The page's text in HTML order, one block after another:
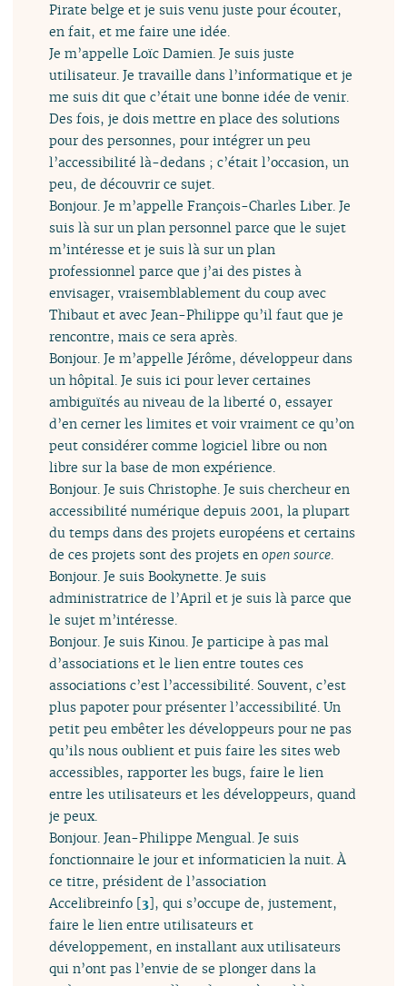
Pirate belge et je suis venu juste pour écouter,
en fait, et me faire une idée.
Je m’appelle Loïc Damien. Je suis juste
utilisateur. Je travaille dans l’informatique et je
me suis dit que c’était une bonne idée de venir.
Des fois, je dois mettre en place des solutions
pour des personnes, pour intégrer un peu
l’accessibilité là-dedans ; c’était l’occasion, un
peu, de découvrir ce sujet.
Bonjour. Je m’appelle François-Charles Liber. Je
suis là sur un plan personnel parce que le sujet
m’intéresse et je suis là sur un plan
professionnel parce que j’ai des pistes à
envisager, vraisemblablement du coup avec
Thibaut et avec Jean-Philippe qu’il faut que je
rencontre, mais ce sera après.
Bonjour. Je m’appelle Jérôme, développeur dans
un hôpital. Je suis ici pour lever certaines
ambiguïtés au niveau de la liberté 0, essayer
d’en cerner les limites et voir vraiment ce qu’on
peut considérer comme logiciel libre ou non
libre sur la base de mon expérience.
Bonjour. Je suis Christophe. Je suis chercheur en
accessibilité numérique depuis 2001, la plupart
du temps dans des projets européens et certains
de ces projets sont des projets enopen source.
Bonjour. Je suis Bookynette. Je suis
administratrice de l’April et je suis là parce que
le sujet m’intéresse.
Bonjour. Je suis Kinou. Je participe à pas mal
d’associations et le lien entre toutes ces
associations c’est l’accessibilité. Souvent, c’est
plus papoter pour présenter l’accessibilité. Un
petit peu embêter les développeurs pour ne pas
qu’ils nous oublient et puis faire les sites web
accessibles, rapporter les bugs, faire le lien
entre les utilisateurs et les développeurs, quand
je peux.
Bonjour. Jean-Philippe Mengual. Je suis
fonctionnaire le jour et informaticien la nuit. À
ce titre, président de l’association
Accelibreinfo [3], qui s’occupe de, justement,
faire le lien entre utilisateurs et
développement, en installant aux utilisateurs
qui n’ont pas l’envie de se plonger dans la